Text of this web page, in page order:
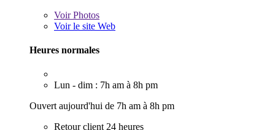
VoirPhotos
Voir le site Web
Heures normales
Lun - dim : 7h am à 8h pm
Ouvert aujourd'hui de 7h am à 8h pm
Retour client 24 heures